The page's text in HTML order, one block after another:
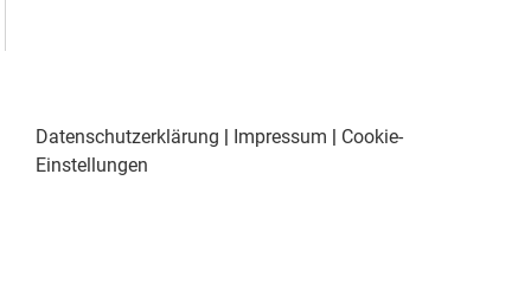
Datenschutzerklärung Impressum
Cookie-
Einstellungen